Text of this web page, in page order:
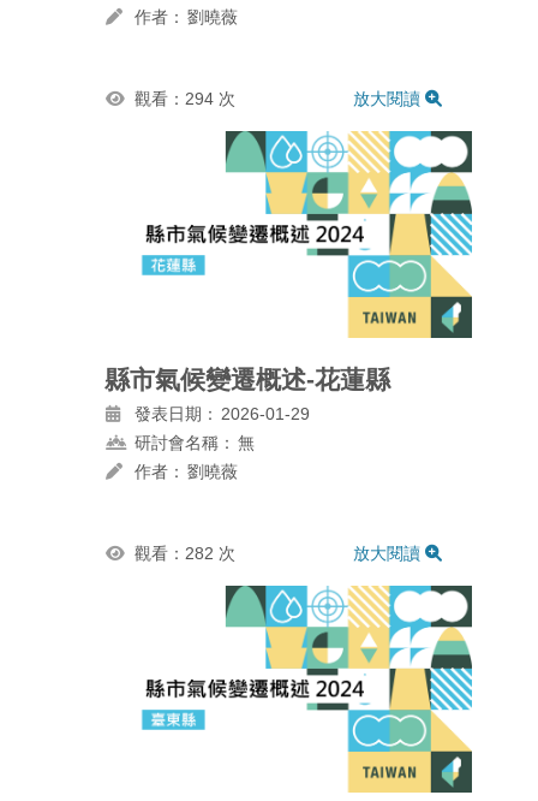
作者： 劉曉薇
觀看：294 次 放大閱讀
縣市氣候變遷概述-花蓮縣
發表日期： 2026-01-29
研討會名稱： 無
作者： 劉曉薇
觀看：282 次 放大閱讀